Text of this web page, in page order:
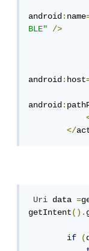
android:name
BLE"
/>
android:host
android:
</
Uri data =
getIntent().
if (